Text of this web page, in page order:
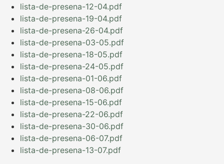
lista-de-presena-12-04.pdf
lista-de-presena-19-04.pdf
lista-de-presena-26-04.pdf
lista-de-presena-03-05.pdf
lista-de-presena-18-05.pdf
lista-de-presena-24-05.pdf
lista-de-presena-01-06.pdf
lista-de-presena-08-06.pdf
lista-de-presena-15-06.pdf
lista-de-presena-22-06.pdf
lista-de-presena-30-06.pdf
lista-de-presena-06-07.pdf
lista-de-presena-13-07.pdf